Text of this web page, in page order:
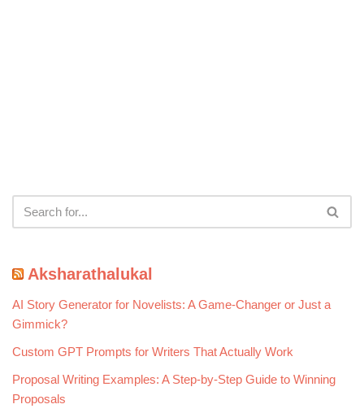
Aksharathalukal
AI Story Generator for Novelists: A Game-Changer or Just a
Gimmick?
Custom GPT Prompts for Writers That Actually Work
Proposal Writing Examples: A Step-by-Step Guide to Winning
Proposals